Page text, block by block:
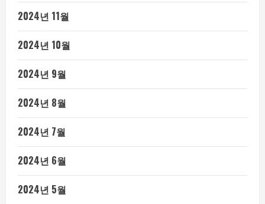
2024년 11월
2024년 10월
2024년 9월
2024년 8월
2024년 7월
2024년 6월
2024년 5월